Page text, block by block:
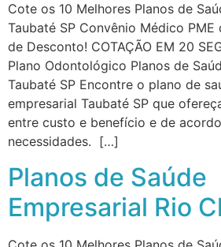
Cote os 10 Melhores Planos de
Taubaté SP Convênio Médico PME
de Desconto! COTAÇÃO EM 20
Plano Odontológico Planos de
Taubaté SP Encontre o plano de
empresarial Taubaté SP que
entre custo e benefício e de
necessidades. […]
Planos de Saúde
Empresarial Rio